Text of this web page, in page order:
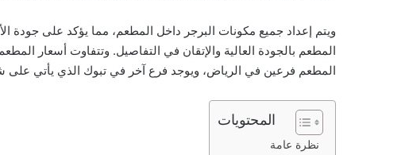
ويتم إعداد جميع مكونات البرجر داخل المطعم، مما يؤكد على جودة
المطعم بالجودة العالية والإتقان في التفاصيل. وتتفاوت أسعار
المطعم فرعين في الرياض، ويوجد فرع آخر في تبوك الذي يأتي
المحتويات
نظرة عامة